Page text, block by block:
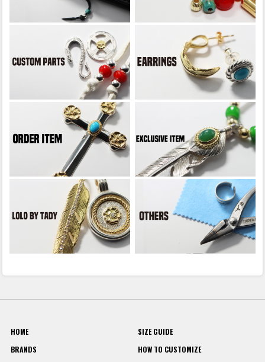
HOME
BRANDS
SIZE GUIDE
HOW TO CUSTOMIZE